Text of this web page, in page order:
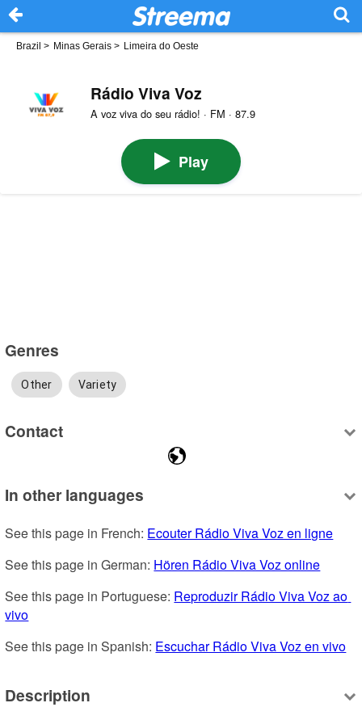
Brazil > Minas Gerais > Limeira do Oeste
Rádio Viva Voz
A voz viva do seu rádio! · FM · 87.9
Play
Genres
Other Variety
Contact
In other languages
See this page in French: Ecouter Rádio Viva Voz en ligne
See this page in German: Hören Rádio Viva Voz online
See this page in Portuguese: Reproduzir Rádio Viva Voz ao
vivo
See this page in Spanish: Escuchar Rádio Viva Voz en vivo
Description